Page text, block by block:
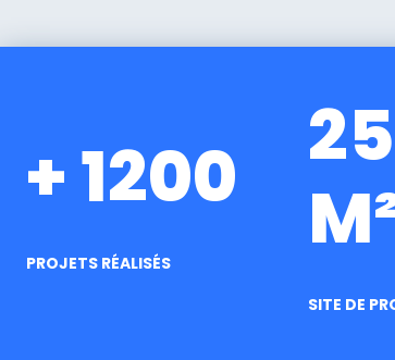
+ 1200
PROJETS RÉALISÉS
SITE DE